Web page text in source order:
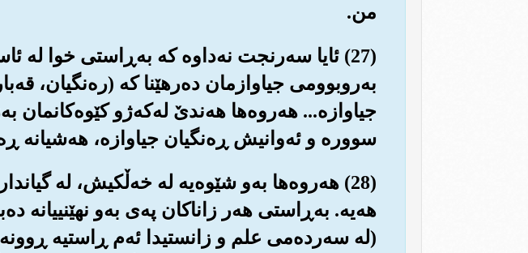
من.
(27) ئایا سه‌رنجت نه‌داوه که به‌ڕاستی خوا له
به‌روبوومی جیاوازمان ده‌رهێنا که (ره‌نگیان،
جیاوازه‌... هه‌روه‌ها هه‌ندێ له‌که‌ژو
سووره و ئه‌وانیش ڕه‌نگیان جیاوازه‌، هه‌شیانه
(28) هه‌روه‌ها به‌و شێوه‌یه له خه‌ڵکیش، له
هه‌یه‌. به‌ڕاستی هه‌ر زاناکان په‌ی به‌و نهێنییانه
(له سه‌رده‌می علم و زانستیدا ئه‌م ڕاستیه ڕوونه